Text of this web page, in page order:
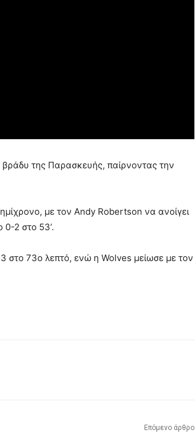
της Παρασκευής, παίρνοντας την
με τον Andy Robertson να ανοίγει
0-2 στο 53’.
στο 73ο λεπτό, ενώ η Wolves μείωσε με τον
Επόμενο άρθρο